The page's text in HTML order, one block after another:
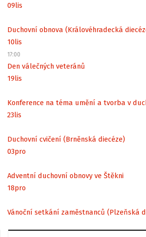
09lis
Duchovní obnova (Královéhradecká
10lis
17:00
Den válečných veteránů
19lis
Konference na téma umění a tvorba v
23lis
Duchovní cvičení (Brněnská diecéze)
03pro
Adventní duchovní obnovy ve Štěkni
18pro
Vánoční setkání zaměstnanců (Plzeňská